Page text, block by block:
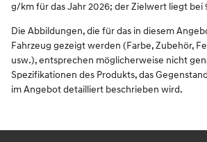
g/km für das Jahr 2026; der Zielwert liegt bei
Die Abbildungen, die für das in diesem
Fahrzeug gezeigt werden (Farbe, Zubehör,
usw.), entsprechen möglicherweise nicht
Spezifikationen des Produkts, das
im Angebot detailliert beschrieben wird.